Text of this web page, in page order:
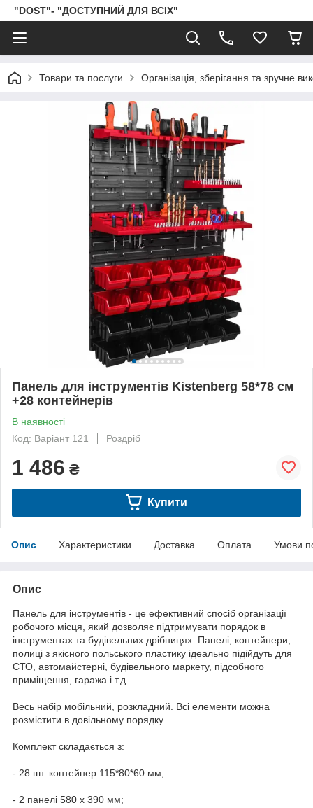
"DOST"- "ДОСТУПНИЙ ДЛЯ ВСІХ"
Товари та послуги Організація, зберігання та зручне
Панель для інструментів Kistenberg 58*78 см
+28 контейнерів
В наявності
Код: Варіант 121
Роздріб
1 486 ₴
Купити
Опис Характеристики Доставка Оплата Умови
Опис
Панель для інструментів - це ефективний спосіб організації
робочого місця, який дозволяє підтримувати порядок в
інструментах та будівельних дрібницях. Панелі, контейнери,
полиці з якісного польського пластику ідеально підійдуть для
СТО, автомайстерні, будівельного маркету, підсобного
приміщення, гаража і т.д.
Весь набір мобільний, розкладний. Всі елементи можна
розмістити в довільному порядку.
Комплект складається з:
- 28 шт. контейнер 115*80*60 мм;
- 2 панелі 580 x 390 мм;